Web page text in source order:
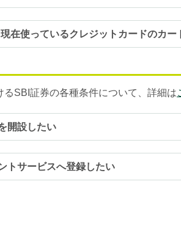
在使っているクレジットカードのカー
るSBI証券の各種条件について、詳細は
開設したい
トサービスへ登録したい